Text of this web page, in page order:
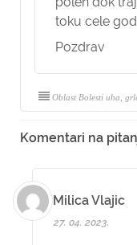
toku cele
Pozdrav
Oblast Bolesti uha,
Komentari na
Milica Vlajic
27. 04. 2023.